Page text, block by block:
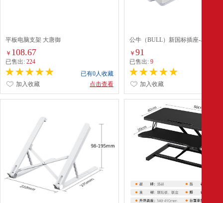
平板电脑支架 大唐御
￥ 108.67
已售出: 224
已有0人收藏
点击查看
加入收藏
公牛（BULL）新国标插座-单控六
GN-402 白色(线长5米)
￥91
已售出:9
加入收藏